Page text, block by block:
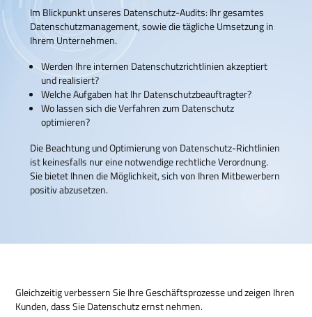
Im Blickpunkt unseres Datenschutz-Audits: Ihr gesamtes
Datenschutzmanagement, sowie die tägliche Umsetzung in
Ihrem Unternehmen.
Werden Ihre internen Datenschutzrichtlinien akzeptiert
und realisiert?
Welche Aufgaben hat Ihr Datenschutzbeauftragter?
Wo lassen sich die Verfahren zum Datenschutz
optimieren?
Die Beachtung und Optimierung von Datenschutz-Richtlinien
ist keinesfalls nur eine notwendige rechtliche Verordnung.
Sie bietet Ihnen die Möglichkeit, sich von Ihren Mitbewerbern
positiv abzusetzen.
Gleichzeitig verbessern Sie Ihre Geschäftsprozesse und zeigen Ihren
Kunden, dass Sie Datenschutz ernst nehmen.